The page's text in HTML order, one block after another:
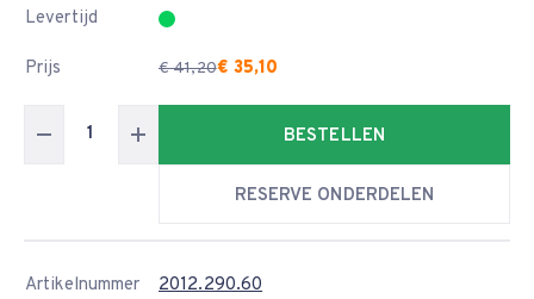
Levertijd
Prijs € 41,20€ 35,10
BESTELLEN
RESERVE ONDERDELEN
Artikelnummer
2012.290.60